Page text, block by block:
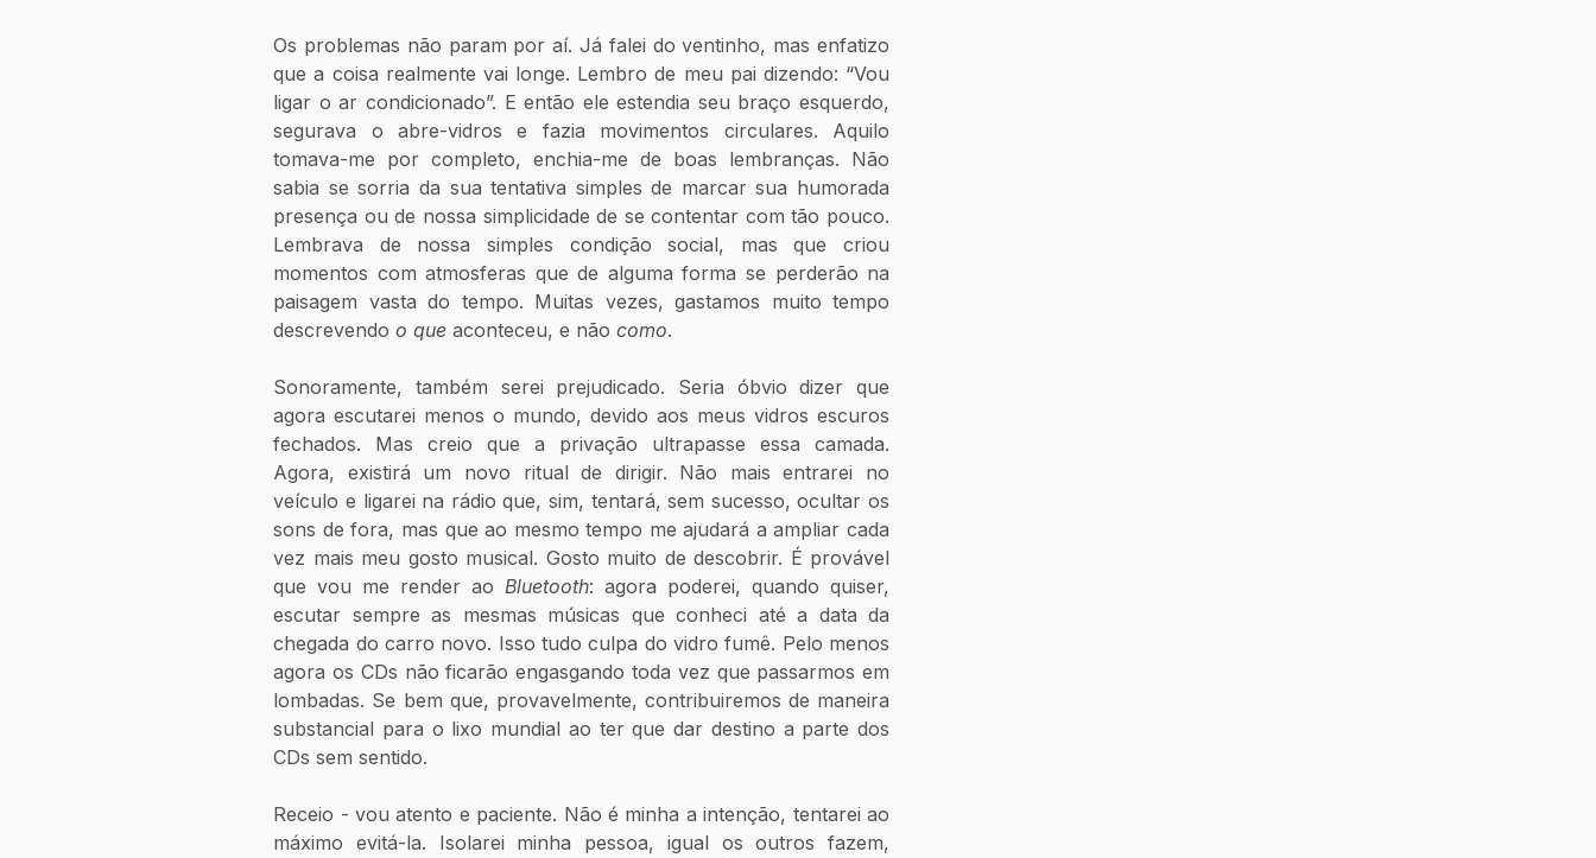
Os problemas não param por aí. Já falei do ventinho, mas enfatizo
que a coisa realmente vai longe. Lembro de meu pai dizendo: “Vou
ligar o ar condicionado”. E então ele estendia seu braço esquerdo,
segurava o abre-vidros e fazia movimentos circulares. Aquilo
tomava-me por completo, enchia-me de boas lembranças. Não
sabia se sorria da sua tentativa simples de marcar sua humorada
presença ou de nossa simplicidade de se contentar com tão pouco.
Lembrava de nossa simples condição social, mas que criou
momentos com atmosferas que de alguma forma se perderão na
paisagem vasta do tempo. Muitas vezes, gastamos muito tempo
descrevendo o que aconteceu, e não como.
Sonoramente, também serei prejudicado. Seria óbvio dizer que
agora escutarei menos o mundo, devido aos meus vidros escuros
fechados. Mas creio que a privação ultrapasse essa camada.
Agora, existirá um novo ritual de dirigir. Não mais entrarei no
veículo e ligarei na rádio que, sim, tentará, sem sucesso, ocultar os
sons de fora, mas que ao mesmo tempo me ajudará a ampliar cada
vez mais meu gosto musical. Gosto muito de descobrir. É provável
que vou me render ao Bluetooth: agora poderei, quando quiser,
escutar sempre as mesmas músicas que conheci até a data da
chegada do carro novo. Isso tudo culpa do vidro fumê. Pelo menos
agora os CDs não ficarão engasgando toda vez que passarmos em
lombadas. Se bem que, provavelmente, contribuiremos de maneira
substancial para o lixo mundial ao ter que dar destino a parte dos
CDs sem sentido.
Receio - vou atento e paciente. Não é minha a intenção, tentarei ao
máximo evitá-la. Isolarei minha pessoa, igual os outros fazem,